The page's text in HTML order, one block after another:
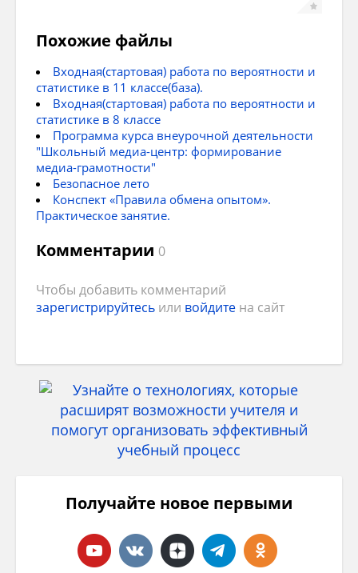
получают удовольствие от совместного
чтения.
5. Чтение – это доступно каждому:
а) Разнообразие форматов: Книги можно
читать в бумажном виде, на электронных
читалках, слушать аудиокниги.
б) Доступность книг: Современные
книг на любой вкус, а онлайн-библиотеки
желающих.
протяжении всей жизни. В мире, где
информация льется рекой, чтение помогает
сформировать собственное мнение,
развивать критическое мышление,
оставаться в курсе событий и просто
получать удовольствие. Так что не бойтесь
модно.
Похожие файлы
Входная(стартовая) работа по вероятности и
статистике в 11 классе(база).
Входная(стартовая) работа по вероятности и
статистике в 8 классе
Программа курса внеурочной деятельности
"Школьный медиа-центр: формирование
медиа-грамотности"
Безопасное лето
Конспект «Правила обмена опытом».
Практическое занятие.
Комментарии 0
Чтобы добавить комментарий
зарегистрируйтесь или войдите на сайт
Получайте новое первыми